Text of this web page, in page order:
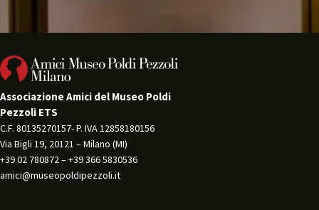
Associazione Amici del Museo Poldi
Pezzoli ETS
C.F. 80135270157- P. IVA 12858180156
Via Bigli 19, 20121 – Milano (MI)
+39 02 780872 – +39 366 5830536
amici@museopoldipezzoli.it